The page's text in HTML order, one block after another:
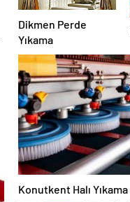
Dikmen Perde
Yıkama
Konutkent Halı Yıkama